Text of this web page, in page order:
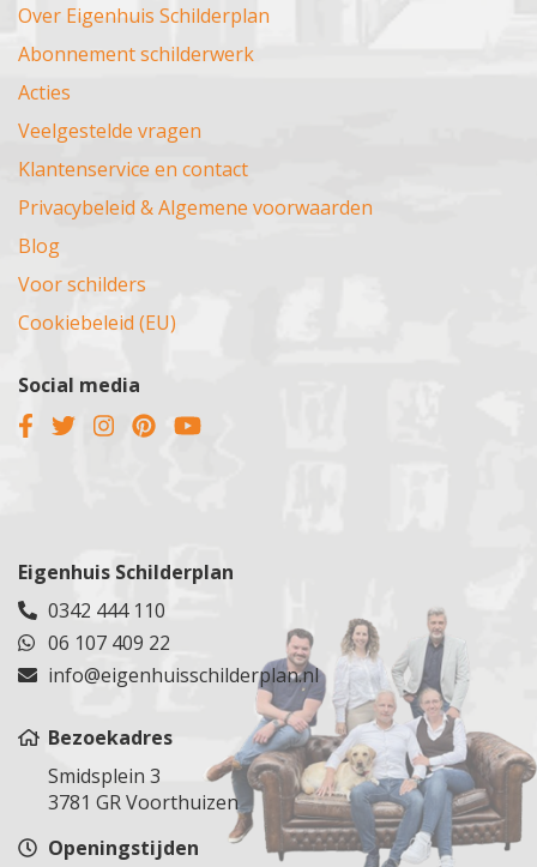
Over Eigenhuis Schilderplan
Abonnement schilderwerk
Acties
Veelgestelde vragen
Klantenservice en contact
Privacybeleid & Algemene voorwaarden
Blog
Voor schilders
Cookiebeleid (EU)
Social media
Eigenhuis Schilderplan
0342 444 110
06 107 409 22
info@eigenhuisschilderplan.nl
Bezoekadres
Smidsplein 3
3781 GR Voorthuizen
Openingstijden